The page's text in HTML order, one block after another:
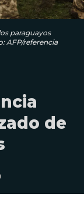
paraguayos
AFP/referencia
de